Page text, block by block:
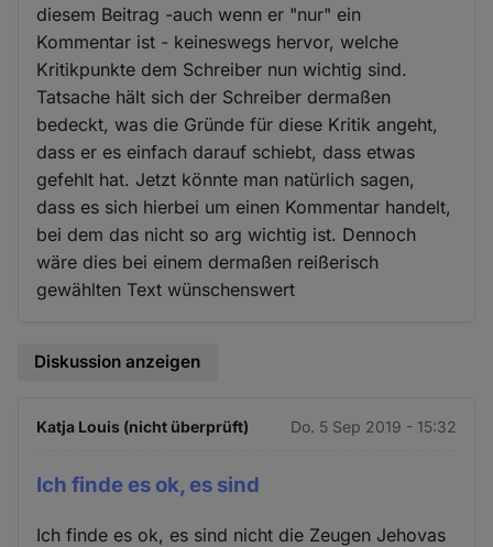
diesem Beitrag -auch wenn er "nur" ein
Kommentar ist - keineswegs hervor, welche
Kritikpunkte dem Schreiber nun wichtig sind.
Tatsache hält sich der Schreiber dermaßen
bedeckt, was die Gründe für diese Kritik angeht,
dass er es einfach darauf schiebt, dass etwas
gefehlt hat. Jetzt könnte man natürlich sagen,
dass es sich hierbei um einen Kommentar handelt,
bei dem das nicht so arg wichtig ist. Dennoch
wäre dies bei einem dermaßen reißerisch
gewählten Text wünschenswert
Diskussion anzeigen
Katja Louis (nicht überprüft) Do. 5 Sep 2019 - 15:32
Ich finde es ok, es sind
Ich finde es ok, es sind nicht die Zeugen Jehovas